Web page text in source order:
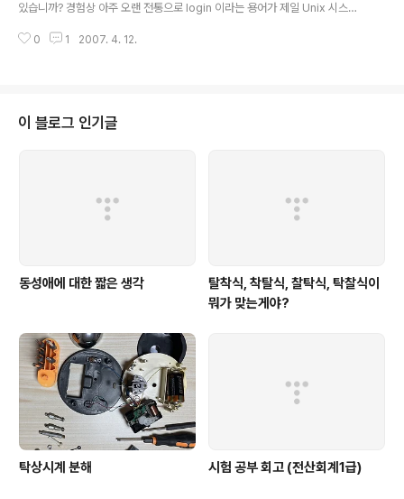
있습니까? 경험상 아주 오랜 전통으로 login 이라는 용어가 제일 Unix 시스템
종의 신조어 격이었습니다. 그러다가 Windows 3.1이 작업그룹을 지원하는
하기 좋아하는 사람은 log in과 sign on을 하나의 시스템에 들어가는 것과 하
나의 정보체계에 들어 있는 작업그룹에 들어가는 ..
0 1 2007. 4. 12.
이 블로그 인기글
동성애에 대한 짧은 생각
탈착식, 착탈식, 찰탁식, 탁찰식이
뭐가 맞는게야?
탁상시계 분해 시험 공부 회고 (전산회계1급)